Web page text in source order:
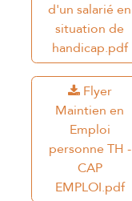
d'un salarié en
situation de
handicap.pdf
Flyer
Maintien en
Emploi
personne TH -
CAP
EMPLOI.pdf